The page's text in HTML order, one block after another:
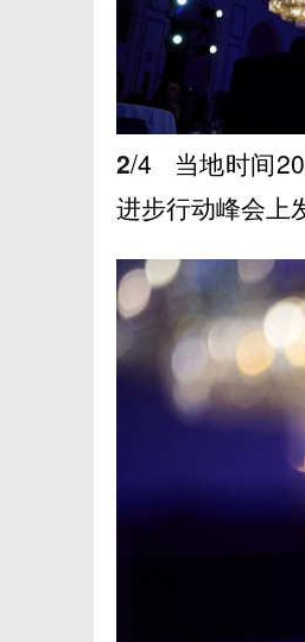
2/4
当地时间
进步行动峰会上